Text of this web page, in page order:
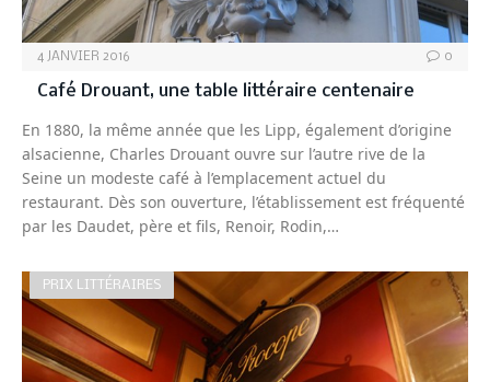
4 JANVIER 2016 0
Café Drouant, une table littéraire centenaire
En 1880, la même année que les Lipp, également d’origine
alsacienne, Charles Drouant ouvre sur l’autre rive de la
Seine un modeste café à l’emplacement actuel du
restaurant. Dès son ouverture, l’établissement est fréquenté
par les Daudet, père et fils, Renoir, Rodin,…
PRIX LITTÉRAIRES